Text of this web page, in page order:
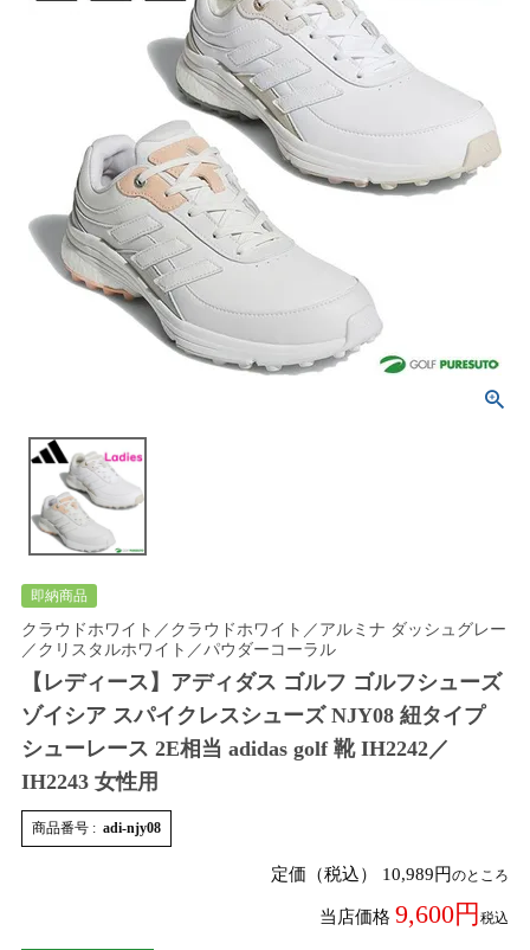
即納商品
クラウドホワイト／クラウドホワイト／アルミナ ダッシュグレー
／クリスタルホワイト／パウダーコーラル
【レディース】アディダス ゴルフ ゴルフシューズ
ゾイシア スパイクレスシューズ NJY08 紐タイプ
シューレース 2E相当 adidas golf 靴 IH2242／
IH2243 女性用
商品番号 adi-njy08
定価（税込） 10,989 のところ
当店価格 9,600 税込